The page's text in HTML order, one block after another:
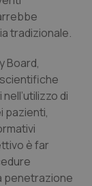
tradizionale.
Board,
di
pazienti,
è far
penetrazione